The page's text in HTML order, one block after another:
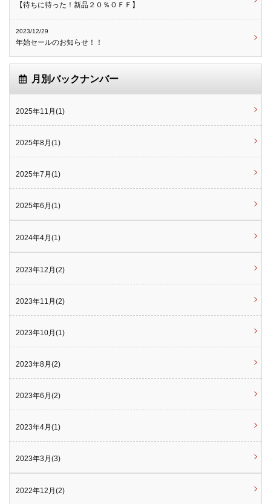
【待ちに待った！新品２０％ＯＦＦ】
2023/12/29
年始セールのお知らせ！！
月別バックナンバー
2025年11月(1)
2025年8月(1)
2025年7月(1)
2025年6月(1)
2024年4月(1)
2023年12月(2)
2023年11月(2)
2023年10月(1)
2023年8月(2)
2023年6月(2)
2023年4月(1)
2023年3月(3)
2022年12月(2)